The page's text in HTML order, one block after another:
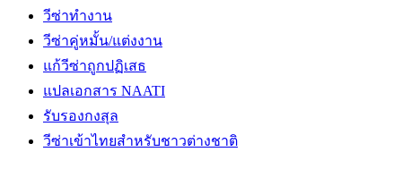
วีซ่าทำงาน
วีซ่าคู่หมั้น/แต่งงาน
แก้วีซ่าถูกปฏิเสธ
แปลเอกสาร NAATI
รับรองกงสุล
วีซ่าเข้าไทยสำหรับชาวต่างชาติ